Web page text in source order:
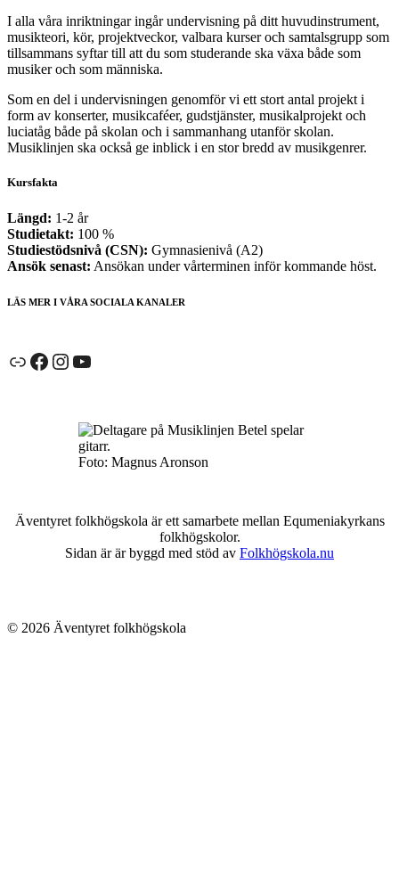
I alla våra inriktningar ingår undervisning på ditt huvudinstrument,
musikteori, kör, projektveckor, valbara kurser och samtalsgrupp som
tillsammans syftar till att du som studerande ska växa både som
musiker och som människa.
Som en del i undervisningen genomför vi ett stort antal projekt i
form av konserter, musikcaféer, gudstjänster, musikalprojekt och
luciatåg både på skolan och i sammanhang utanför skolan.
Musiklinjen ska också ge inblick i en stor bredd av musikgenrer.
Kursfakta
Längd: 1-2 år
Studietakt: 100 %
Studiestödsnivå (CSN): Gymnasienivå (A2)
Ansök senast: Ansökan under vårterminen inför kommande höst.
LÄS MER I VÅRA SOCIALA KANALER
Länk Facebook Instagram YouTube
Foto: Magnus Aronson
Äventyret folkhögskola är ett samarbete mellan Equmeniakyrkans
folkhögskolor.
Sidan är är byggd med stöd av Folkhögskola.nu
© 2026 Äventyret folkhögskola